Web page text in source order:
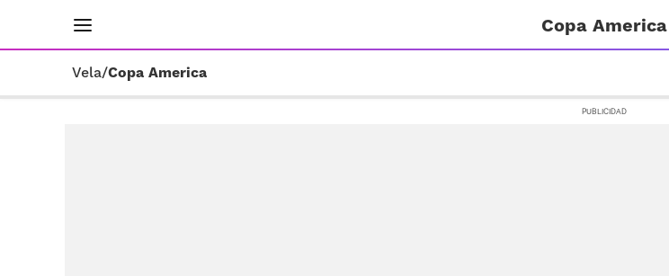
Copa America
Vela/Copa America